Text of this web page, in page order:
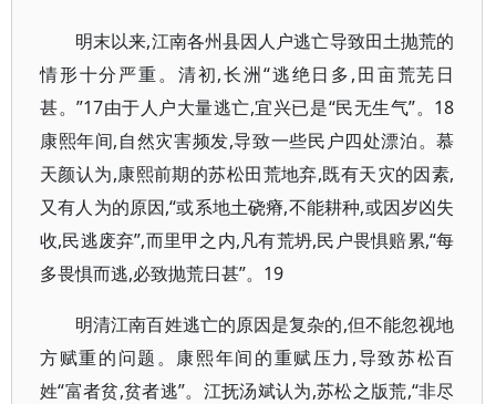
明末以来,江南各州县因人户逃亡导致田土抛荒的
情形十分严重。清初,长洲“逃绝日多,田亩荒芜日
甚。”17由于人户大量逃亡,宜兴已是“民无生气”。18
康熙年间,自然灾害频发,导致一些民户四处漂泊。慕
天颜认为,康熙前期的苏松田荒地弃,既有天灾的因素,
又有人为的原因,“或系地土硗瘠,不能耕种,或因岁凶失
收,民逃废弃”,而里甲之内,凡有荒坍,民户畏惧赔累,“每
多畏惧而逃,必致抛荒日甚”。19
明清江南百姓逃亡的原因是复杂的,但不能忽视地
方赋重的问题。康熙年间的重赋压力,导致苏松百
姓“富者贫,贫者逃”。江抚汤斌认为,苏松之版荒,“非尽